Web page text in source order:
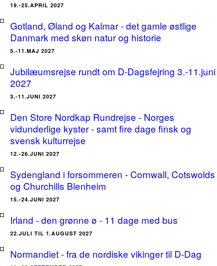
19.-25.APRIL 2027
Gotland, Øland og Kalmar - det gamle østlige
Danmark med skøn natur og historie
5.-11.MAJ 2027
Jubilæumsrejse rundt om D-Dagsfejring 3.-11.juni
2027
3.-11.JUNI 2027
Den Store Nordkap Rundrejse - Norges
vidunderlige kyster - samt fire dage finsk og
svensk kulturrejse
12.-26.JUNI 2027
Sydengland i forsommeren - Cornwall, Cotswolds
og Churchills Blenheim
15.-24.JUNI 2027
Irland - den grønne ø - 11 dage med bus
22.JULI TIL 1.AUGUST 2027
Normandiet - fra de nordiske vikinger til D-Dag